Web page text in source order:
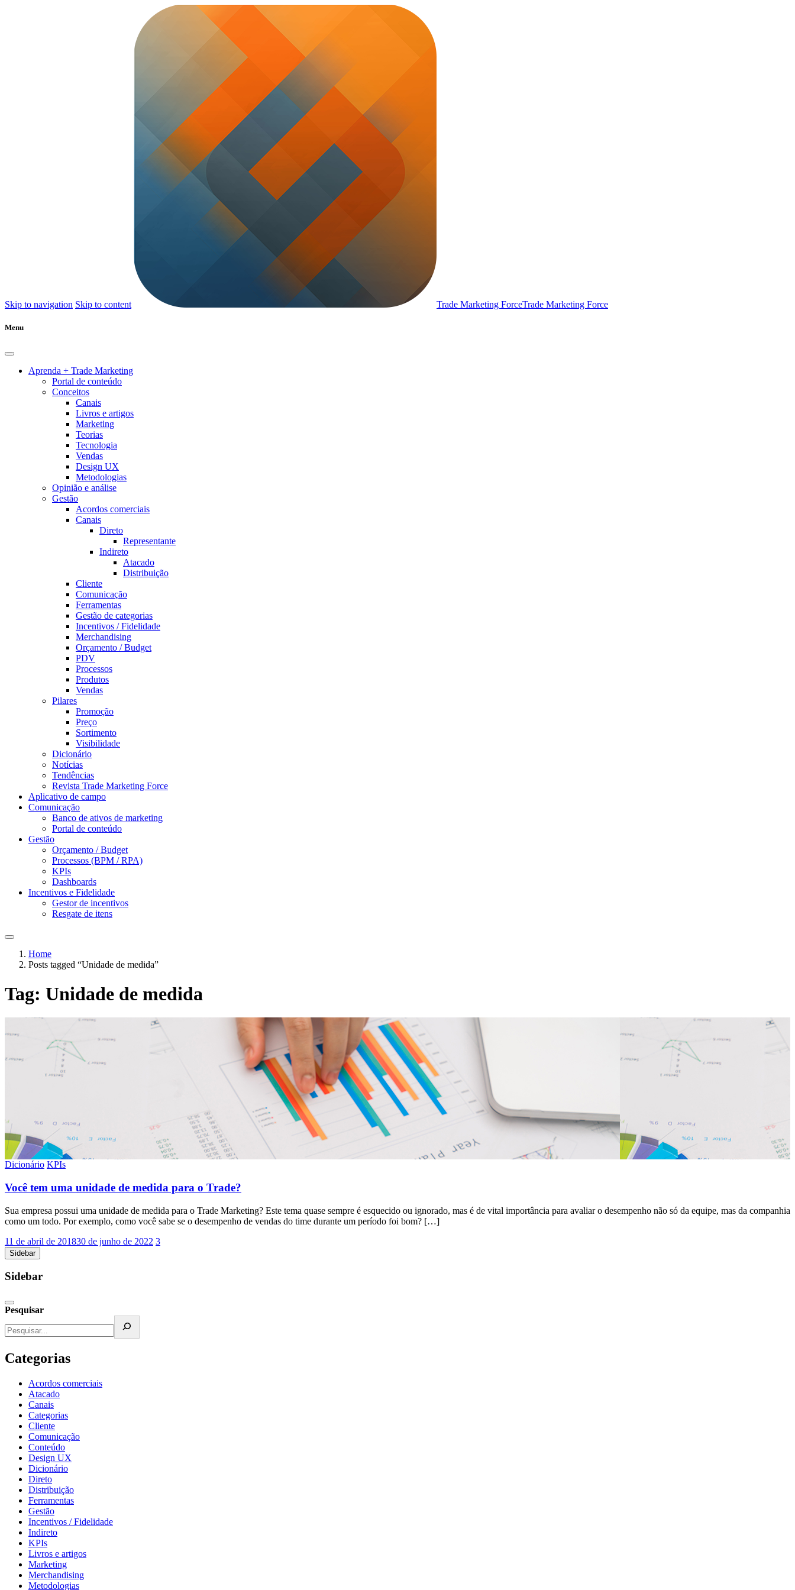
Skip to navigation Skip to content Trade Marketing ForceTrade Marketing Force
Menu
Aprenda + Trade Marketing
Portal de conteúdo
Conceitos
Canais
Livros e artigos
Marketing
Teorias
Tecnologia
Vendas
Design UX
Metodologias
Opinião e análise
Gestão
Acordos comerciais
Canais
Direto
Representante
Indireto
Atacado
Distribuição
Cliente
Comunicação
Ferramentas
Gestão de categorias
Incentivos / Fidelidade
Merchandising
Orçamento / Budget
PDV
Processos
Produtos
Vendas
Pilares
Promoção
Preço
Sortimento
Visibilidade
Dicionário
Notícias
Tendências
Revista Trade Marketing Force
Aplicativo de campo
Comunicação
Banco de ativos de marketing
Portal de conteúdo
Gestão
Orçamento / Budget
Processos (BPM / RPA)
KPIs
Dashboards
Incentivos e Fidelidade
Gestor de incentivos
Resgate de itens
Home
Posts tagged “Unidade de medida”
Tag: Unidade de medida
Dicionário KPIs
Você tem uma unidade de medida para o Trade?
Sua empresa possui uma unidade de medida para o Trade Marketing? Este tema quase sempre é esquecido ou ignorado, mas é de vital importância para avaliar o desempenho não só da equipe, mas da companhia
como um todo. Por exemplo, como você sabe se o desempenho de vendas do time durante um período foi bom? […]
11 de abril de 201830 de junho de 2022 3
Sidebar
Sidebar
Pesquisar
Categorias
Acordos comerciais
Atacado
Canais
Categorias
Cliente
Comunicação
Conteúdo
Design UX
Dicionário
Direto
Distribuição
Ferramentas
Gestão
Incentivos / Fidelidade
Indireto
KPIs
Livros e artigos
Marketing
Merchandising
Metodologias